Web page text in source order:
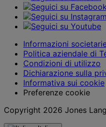
Informazioni
Politica aziendale di
Condizioni di utilizzo
Dichiarazione sulla
Informativa sui cookie
Preferenze cookie
Copyright 2026 Jones